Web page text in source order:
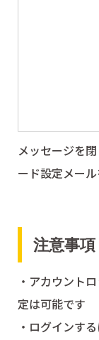
メッセージを
ード設定メー
注意事項
・アカウント
定は可能です
・ログインす